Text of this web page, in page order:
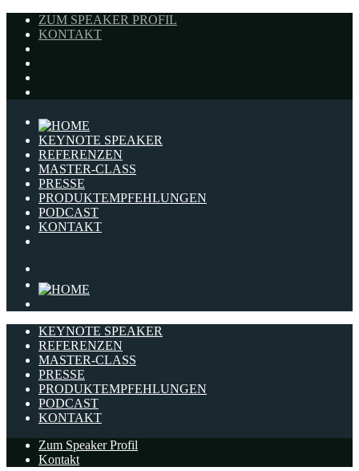
ZUM SPEAKER PROFIL
KONTAKT
KEYNOTE SPEAKER
REFERENZEN
MASTER-CLASS
PRESSE
PRODUKTEMPFEHLUNGEN
PODCAST
KONTAKT
KEYNOTE SPEAKER
REFERENZEN
MASTER-CLASS
PRESSE
PRODUKTEMPFEHLUNGEN
PODCAST
KONTAKT
Zum Speaker Profil
Kontakt